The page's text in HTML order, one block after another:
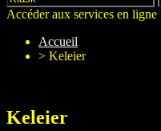
Accéder aux services en ligne
Accueil
> Keleier
Keleier